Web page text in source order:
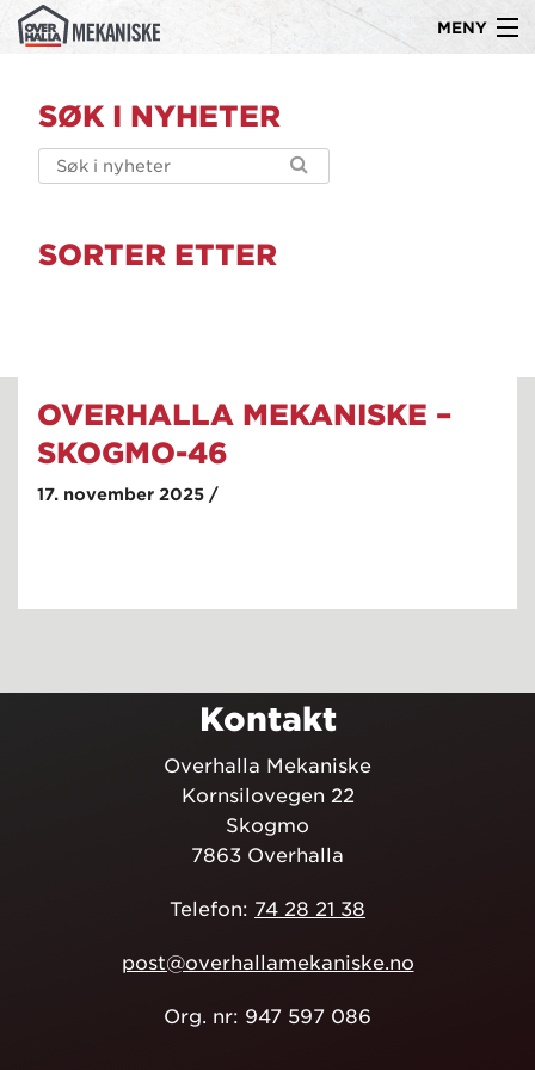
MENY
Produkter
Kompetanse
innholdet
SØK I NYHETER
SORTER ETTER
OVERHALLA MEKANISKE –
SKOGMO-46
17. november 2025 /
Kontakt
Overhalla Mekaniske
Kornsilovegen 22
Skogmo
7863 Overhalla
Telefon: 74 28 21 38
post@overhallamekaniske.no
Org. nr: 947 597 086